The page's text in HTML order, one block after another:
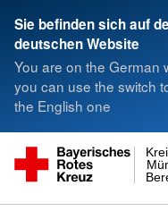
Sie befinden sich auf
deutschen Website
You are on the German
you can use the switch
the English one